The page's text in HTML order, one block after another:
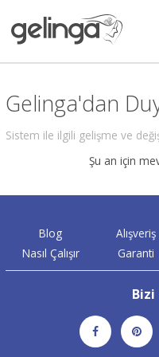
Gelinga'dan
Sistem ile ilgili gelişme ve
Şu an için
Blog Alışveriş
Nasıl Çalışır
Garanti
Bizi